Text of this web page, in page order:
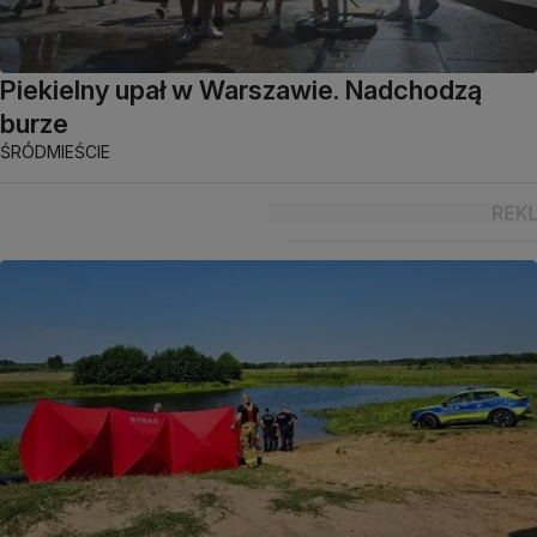
Piekielny upał w Warszawie. Nadchodzą
burze
ŚRÓDMIEŚCIE